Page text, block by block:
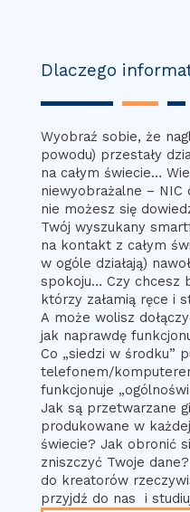
Dlaczego
Wyobraź sobie, że
powodu) przestały
na całym świecie…
niewyobrażalne – NIC
nie możesz się
Twój wyszukany
na kontakt z całym
w ogóle działają)
spokoju… Czy chcesz
którzy załamią ręce i
A może wolisz
jak naprawdę
Co „siedzi w środku”
telefonem/
funkcjonuje
Jak są przetwarzane
produkowane w
świecie? Jak obronić
zniszczyć Twoje
do kreatorów
przyjdź do nas i